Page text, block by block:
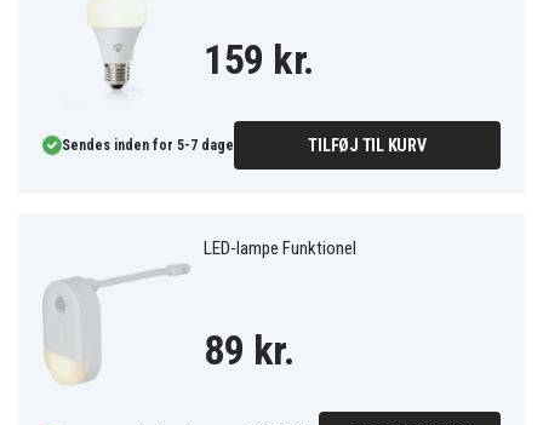
159 kr.
Sendes inden for 5-7 dage TILFØJ TIL KURV
LED-lampe Funktionel
89 kr.